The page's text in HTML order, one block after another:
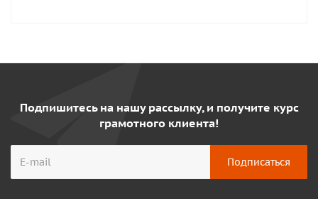
Подпишитесь на нашу рассылку, и получите курс
грамотного клиента!